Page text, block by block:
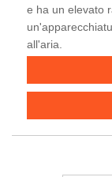
e ha un elevato
all'aria.